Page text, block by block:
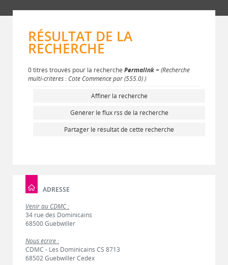
RÉSULTAT DE LA
RECHERCHE
0 titres trouvés pour la recherche Permalink= (Recherche
multi-critères : Cote Commence par (555.0) )
Affiner la recherche
Générer le flux rss de la recherche
Partager le résultat de cette recherche
ADRESSE
Venir au CDMC :
34 rue des Dominicains
68500 Guebwiller
Nous écrire :
CDMC - Les Dominicains CS 8713
68502 Guebwiller Cedex